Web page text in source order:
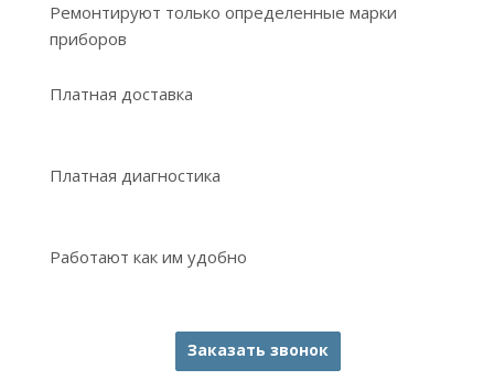
Ремонтируют только определенные марки
приборов
Платная доставка
Платная диагностика
Работают как им удобно
Заказать звонок